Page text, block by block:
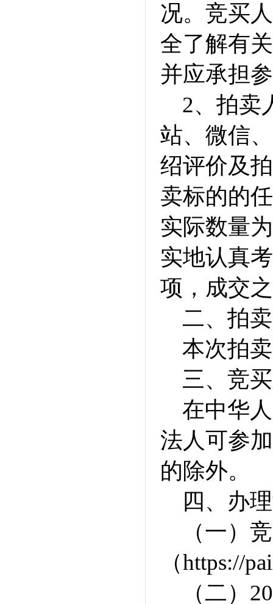
况。竞买
全了解有
并应承担
2、拍卖
站、微信
绍评价及
卖标的的
实际数量
实地认真
项，成交
二、拍
本次拍
三、竞
在中华
法人可参
的除外。
四、办
（一）
（https://
（二）